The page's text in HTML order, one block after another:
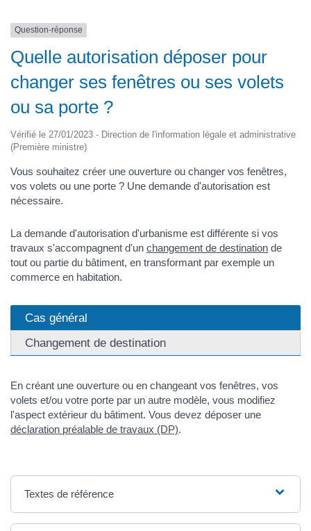
Question-réponse
Quelle autorisation déposer pour
changer ses fenêtres ou ses volets
ou sa porte ?
Vérifié le 27/01/2023 - Direction de l'information légale et administrative
(Première ministre)
Vous souhaitez créer une ouverture ou changer vos fenêtres,
vos volets ou une porte ? Une demande d'autorisation est
nécessaire.
La demande d'autorisation d'urbanisme est différente si vos
travaux s'accompagnent d'un changement de destination de
tout ou partie du bâtiment, en transformant par exemple un
commerce en habitation.
Cas général
Changement de destination
En créant une ouverture ou en changeant vos fenêtres, vos
volets et/ou votre porte par un autre modèle, vous modifiez
l'aspect extérieur du bâtiment. Vous devez déposer une
déclaration préalable de travaux (DP).
Textes de référence